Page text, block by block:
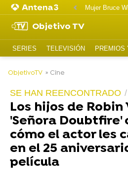
Mujer Bruce
Objetivo TV
SERIES TELEVISIÓN PREMIOS
ObjetivoTV » Cine
SE HAN REENCONTRADO
Los hijos de
'Señora Doubtfire'
cómo el actor les
en el 25
película